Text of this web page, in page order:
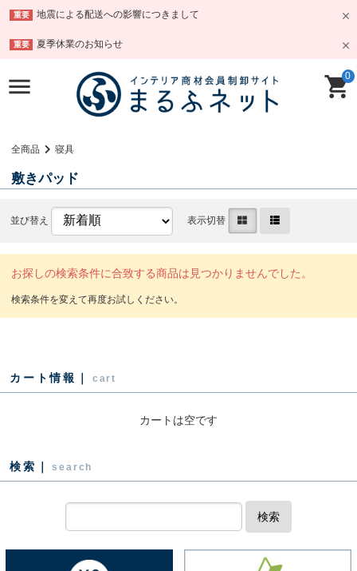
重要 地震による配送への影響につきまして
重要 夏季休業のお知らせ
0
全商品 寝具
敷きパッド
並び替え 表示切替
お探しの検索条件に合致する商品は見つかりませんでした。
カート情報｜ cart
カートは空です
検索｜ search
検索